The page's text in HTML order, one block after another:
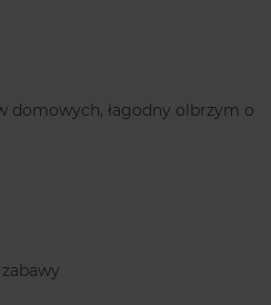
domowych, łagodny olbrzym o